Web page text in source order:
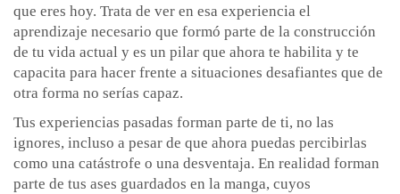
que eres hoy. Trata de ver en esa experiencia el
aprendizaje necesario que formó parte de la construcción
de tu vida actual y es un pilar que ahora te habilita y te
capacita para hacer frente a situaciones desafiantes que de
otra forma no serías capaz.
Tus experiencias pasadas forman parte de ti, no las
ignores, incluso a pesar de que ahora puedas percibirlas
como una catástrofe o una desventaja. En realidad forman
parte de tus ases guardados en la manga, cuyos